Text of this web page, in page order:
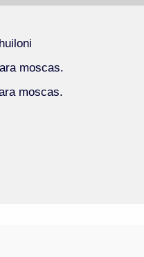
moscas.
moscas.